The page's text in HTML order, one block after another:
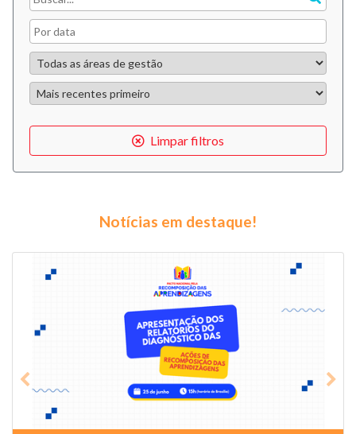
Limpar filtros
Notícias em destaque!
Previous